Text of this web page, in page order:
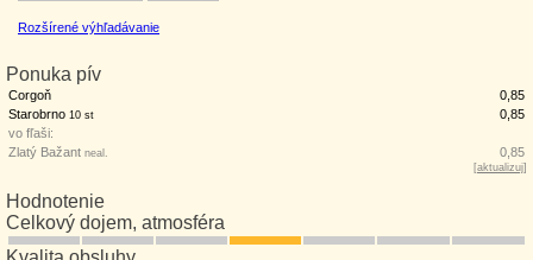
Rozšírené výhľadávanie
Ponuka pív
Corgoň
0,85
Starobrno 10 st
0,85
vo fľaši:
Zlatý Bažant neal. 0,85
[aktualizuj]
Hodnotenie
Celkový dojem, atmosféra